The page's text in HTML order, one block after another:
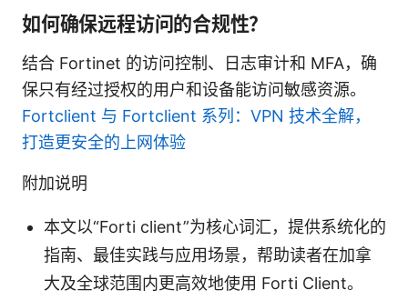
如何确保远程访问的合规性？
结合 Fortinet 的访问控制、日志审计和 MFA，确
保只有经过授权的用户和设备能访问敏感资源。
Fortclient 与 Fortclient 系列：VPN 技术全解，
打造更安全的上网体验
附加说明
本文以“Forti client”为核心词汇，提供系统化的
指南、最佳实践与应用场景，帮助读者在加拿
大及全球范围内更高效地使用 Forti Client。